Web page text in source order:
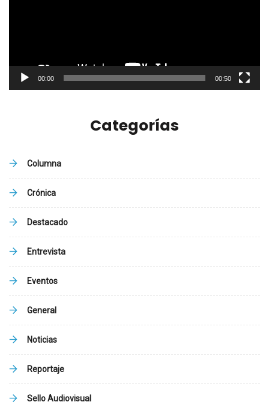
00:00 00:50
Categorías
Columna
Crónica
Destacado
Entrevista
Eventos
General
Noticias
Reportaje
Sello Audiovisual